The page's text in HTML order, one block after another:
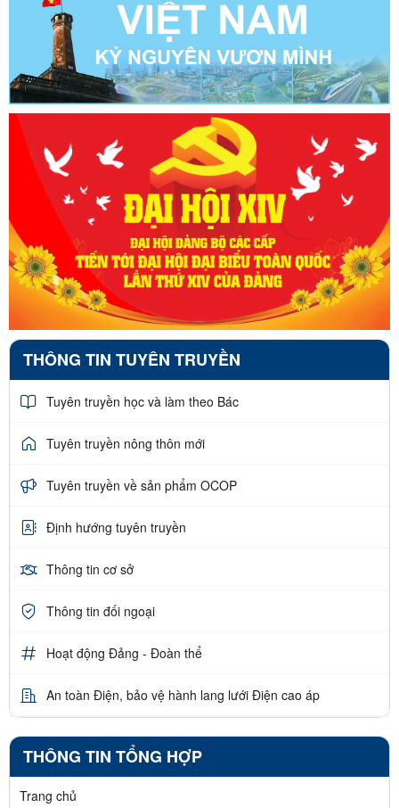
THÔNG TIN TUYÊN TRUYỀN
Tuyên truyền học và làm theo Bác
Tuyên truyền nông thôn mới
Tuyên truyền về sản phẩm OCOP
Định hướng tuyên truyền
Thông tin cơ sở
Thông tin đối ngoại
Hoạt động Đảng - Đoàn thể
An toàn Điện, bảo vệ hành lang lưới Điện cao áp
THÔNG TIN TỔNG HỢP
Trang chủ